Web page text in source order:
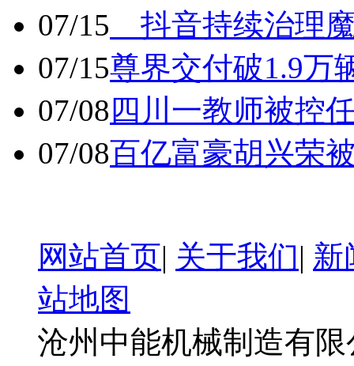
07/15 抖音持续治理
07/15尊界交付破1.9万
07/08 四川一教师被控
07/08百亿富豪胡兴荣
网站首页| 关于我们| 新
站地图
沧州中能机械制造有限